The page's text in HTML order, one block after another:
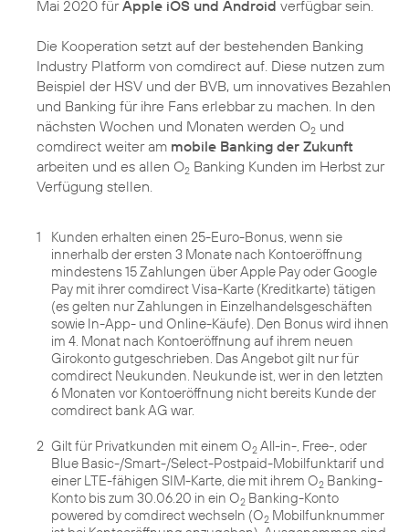
Mai 2020 fürApple iOS und Android verfügbar sein.
Die Kooperation setzt auf der bestehenden Banking
Industry Platform von comdirect auf. Diese nutzen zum
Beispiel der HSV und der BVB, um innovatives Bezahlen
und Banking für ihre Fans erlebbar zu machen. In den
nächsten Wochen und Monaten werden O2 und
comdirect weiter am mobile Banking der Zukunft
arbeiten und es allen O2 Banking Kunden im Herbst zur
Verfügung stellen.
1
Kunden erhalten einen 25-Euro-Bonus, wenn sie
innerhalb der ersten 3 Monate nach Kontoeröffnung
mindestens 15 Zahlungen über Apple Pay oder Google
Pay mit ihrer comdirect Visa-Karte (Kreditkarte) tätigen
(es gelten nur Zahlungen in Einzelhandelsgeschäften
sowie In-App- und Online-Käufe). Den Bonus wird ihnen
im 4. Monat nach Kontoeröffnung auf ihrem neuen
Girokonto gutgeschrieben. Das Angebot gilt nur für
comdirect Neukunden. Neukunde ist, wer in den letzten
6 Monaten vor Kontoeröffnung nicht bereits Kunde der
comdirect bank AG war.
2 Gilt für Privatkunden mit einem O2 All-in-, Free-, oder
Blue Basic-/Smart-/Select-Postpaid-Mobilfunktarif und
einer LTE-fähigen SIM-Karte, die mit ihrem O2 Banking-
Konto bis zum 30.06.20 in ein O2 Banking-Konto
powered by comdirect wechseln (O2 Mobilfunknummer